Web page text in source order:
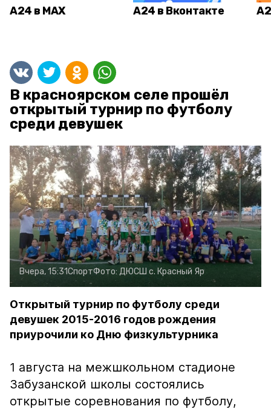
А24 в MAX А24 в Вконтакте
В красноярском селе прошёл
открытый турнир по футболу
среди девушек
Вчера, 15:31СпортФото: ДЮСШ с. Красный Яр
Открытый турнир по футболу среди
девушек 2015-2016 годов рождения
приурочили ко Дню физкультурника
1 августа на межшкольном стадионе
Забузанской школы состоялись
открытые соревнования по футболу,